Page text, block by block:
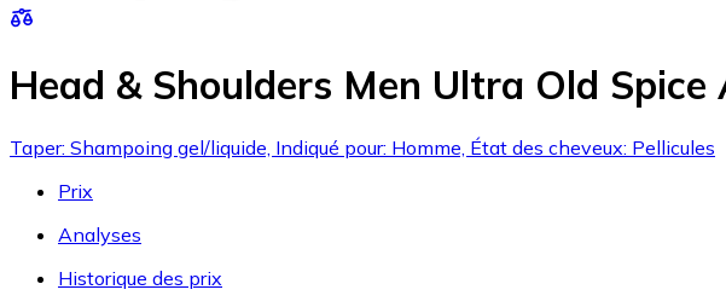
Head & Shoulders Men Ultra Old
Taper: Shampoing gel/liquide, Indiqué pour: Homme, État des cheveux: Pellicules
Prix
Analyses
Historique des prix